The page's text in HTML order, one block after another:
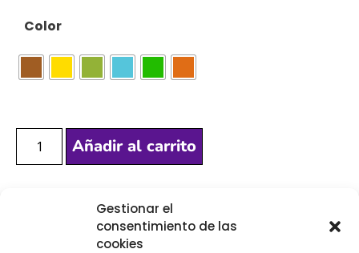
Gestionar el
consentimiento de las
cookies
Color
Añadir al carrito
[Las unidades seleccionadas son en